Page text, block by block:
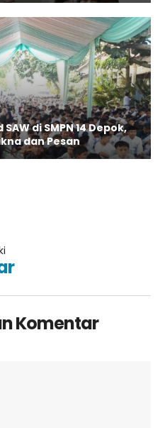
di SMPN 14 Depok,
dan Pesan
Komentar